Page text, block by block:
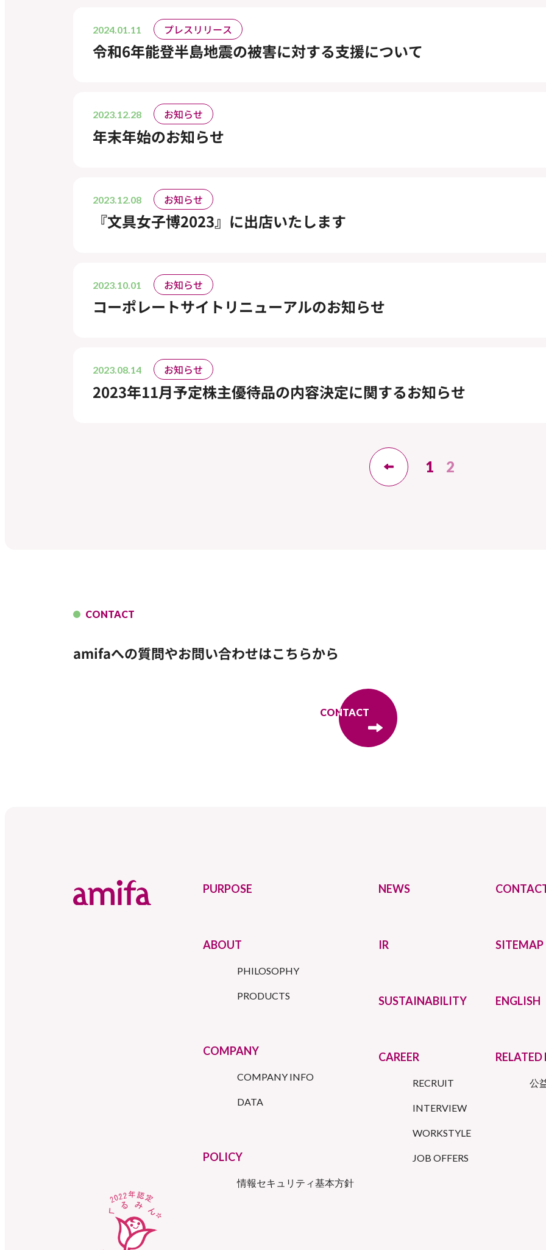
2024.01.11 プレスリリース
令和6年能登半島地震の被害に対する支援について
2023.12.28 お知らせ
年末年始のお知らせ
2023.12.08 お知らせ
『文具女子博2023』に出店いたします
2023.10.01 お知らせ
コーポレートサイトリニューアルのお知らせ
2023.08.14 お知らせ
2023年11月予定株主優待品の内容決定に関するお知らせ
1 2
CONTACT
amifaへの質問やお問い合わせはこちらから
CONTACT
CONTACT
PURPOSE
ABOUT
PHILOSOPHY
PRODUCTS
COMPANY
COMPANY INFO
DATA
POLICY
情報セキュリティ基本方針
NEWS
IR
SUSTAINABILITY
CAREER
RECRUIT
INTERVIEW
WORKSTYLE
JOB OFFERS
SITEMAP
ENGLISH
RELATED
公